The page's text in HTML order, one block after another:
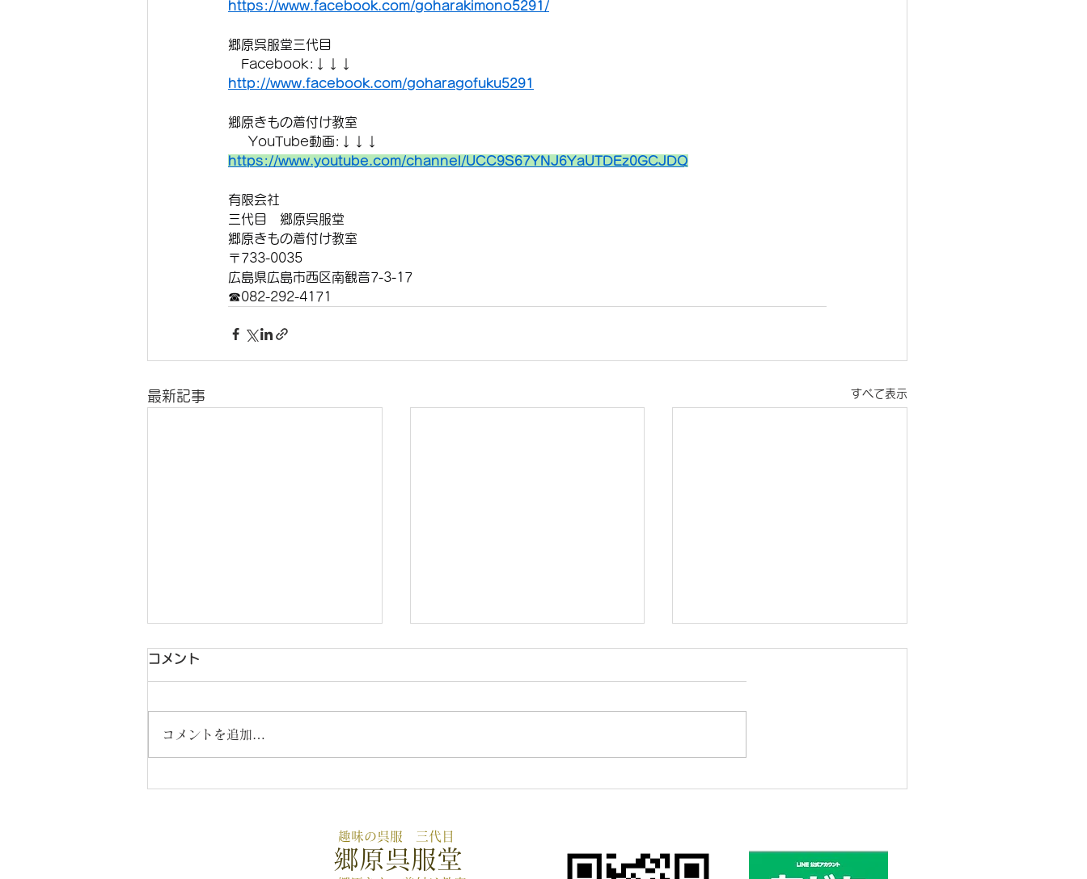
https://www.facebook.com/goharakimono5291/
郷原呉服堂三代目
Facebook:↓↓↓
http://www.facebook.com/goharagofuku5291
郷原きもの着付け教室
YouTube動画:↓↓↓
https://www.youtube.com/channel/UCC9S67YNJ6YaUTDEz0GCJDQ
有限会社
三代目　郷原呉服堂
郷原きもの着付け教室
〒733-0035
広島県広島市西区南観音7-3-17
☎︎082-292-4171
最新記事 すべて表示
新作キモノ展開催中👘 7月
コメント
コメントを追加…
郷原呉服堂
趣味の呉服 三代目